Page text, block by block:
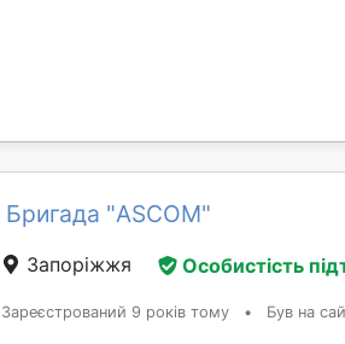
Бригада "ASCOM"
Запоріжжя Особистість
Зареєстрований 9 років тому • Був на